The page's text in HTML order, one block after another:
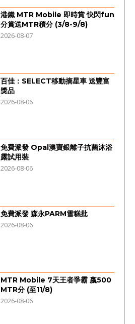
港鐵 MTR Mobile 即時賞 快閃fun
分賞送MTR積分 (3/8-9/8)
2026-08-07
百佳：SELECT移動摘星車 送豐富
獎品
2026-08-06
免費派發 Opal澳寶銀離子抗菌沐浴
露試用裝
2026-08-06
免費派發 森永PARM雪糕批
2026-08-06
MTR Mobile 7天王者爭霸 嬴500
MTR分 (至11/8)
2026-08-06